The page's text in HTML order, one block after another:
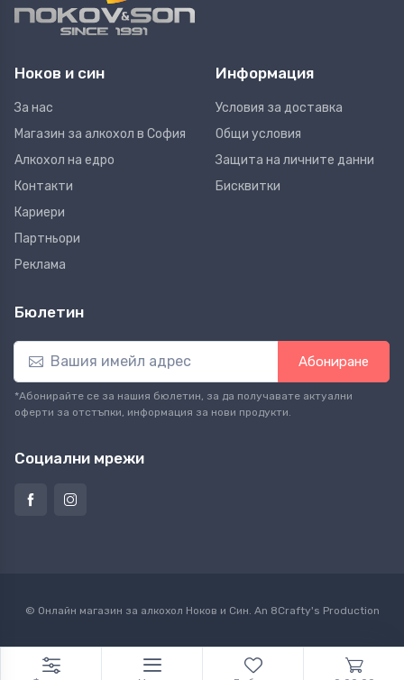
Ноков и син
За нас
Магазин за алкохол в София
Алкохол на едро
Контакти
Кариери
Партньори
Реклама
Информация
Условия за доставка
Общи условия
Защита на личните данни
Бисквитки
Бюлетин
Абониране
*Абонирайте се за нашия бюлетин, за да получавате актуални
оферти за отстъпки, информация за нови продукти.
Социални мрежи
© Онлайн магазин за алкохол Ноков и Син. An 8Crafty's Production